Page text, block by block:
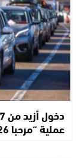
عملية “مرحبا 2026”